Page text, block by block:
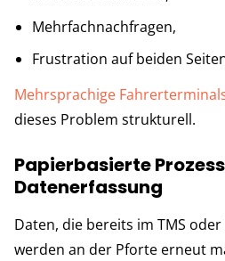
Mehrfachnachfragen,
Frustration auf beiden
Mehrsprachige
dieses Problem strukturell.
Papierbasierte
Datenerfassung
Daten, die bereits im TMS
werden an der Pforte erneut